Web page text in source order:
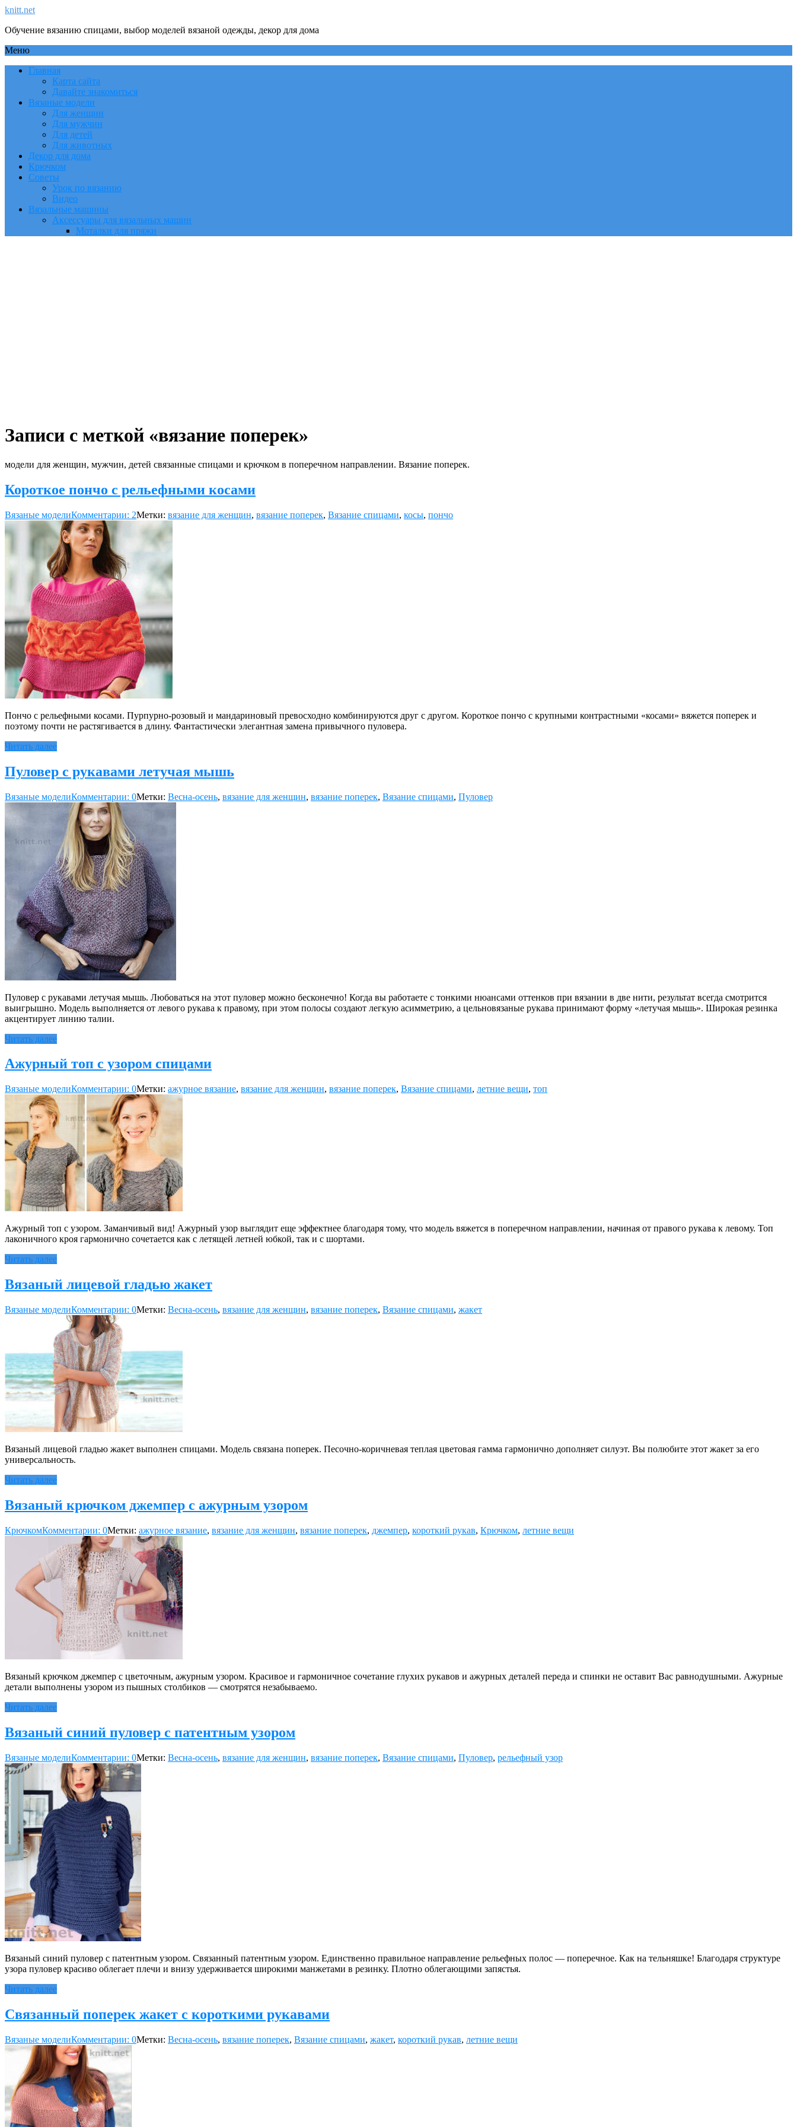
knitt.net
Обучение вязанию спицами, выбор моделей вязаной одежды, декор для дома
Меню
Главная
Карта сайта
Давайте знакомиться
Вязаные модели
Для женщин
Для мужчин
Для детей
Для животных
Декор для дома
Крючком
Советы
Урок по вязанию
Видео
Вязальные машины
Аксессуары для вязальных машин
Моталки для пряжи
Записи с меткой «вязание поперек»
модели для женщин, мужчин, детей связанные спицами и крючком в поперечном направлении. Вязание поперек.
Короткое пончо с рельефными косами
Вязаные моделиКомментарии: 2Метки: вязание для женщин, вязание поперек, Вязание спицами, косы, пончо
Пончо с рельефными косами. Пурпурно-розовый и мандариновый превосходно комбинируются друг с другом. Короткое пончо с крупными контрастными «косами» вяжется поперек и
поэтому почти не растягивается в длину. Фантастически элегантная замена привычного пуловера.
Читать далее
Пуловер с рукавами летучая мышь
Вязаные моделиКомментарии: 0Метки: Весна-осень, вязание для женщин, вязание поперек, Вязание спицами, Пуловер
Пуловер с рукавами летучая мышь. Любоваться на этот пуловер можно бесконечно! Когда вы работаете с тонкими нюансами оттенков при вязании в две нити, результат всегда смотрится
выигрышно. Модель выполняется от левого рукава к правому, при этом полосы создают легкую асимметрию, а цельновязаные рукава принимают форму «летучая мышь». Широкая резинка
акцентирует линию талии.
Читать далее
Ажурный топ с узором спицами
Вязаные моделиКомментарии: 0Метки: ажурное вязание, вязание для женщин, вязание поперек, Вязание спицами, летние вещи, топ
Ажурный топ с узором. Заманчивый вид! Ажурный узор выглядит еще эффектнее благодаря тому, что модель вяжется в поперечном направлении, начиная от правого рукава к левому. Топ
лаконичного кроя гармонично сочетается как с летящей летней юбкой, так и с шортами.
Читать далее
Вязаный лицевой гладью жакет
Вязаные моделиКомментарии: 0Метки: Весна-осень, вязание для женщин, вязание поперек, Вязание спицами, жакет
Вязаный лицевой гладью жакет выполнен спицами. Модель связана поперек. Песочно-коричневая теплая цветовая гамма гармонично дополняет силуэт. Вы полюбите этот жакет за его
универсальность.
Читать далее
Вязаный крючком джемпер с ажурным узором
КрючкомКомментарии: 0Метки: ажурное вязание, вязание для женщин, вязание поперек, джемпер, короткий рукав, Крючком, летние вещи
Вязаный крючком джемпер с цветочным, ажурным узором. Красивое и гармоничное сочетание глухих рукавов и ажурных деталей переда и спинки не оставит Вас равнодушными. Ажурные
детали выполнены узором из пышных столбиков — смотрятся незабываемо.
Читать далее
Вязаный синий пуловер с патентным узором
Вязаные моделиКомментарии: 0Метки: Весна-осень, вязание для женщин, вязание поперек, Вязание спицами, Пуловер, рельефный узор
Вязаный синий пуловер с патентным узором. Связанный патентным узо­ром. Единственно правильное направление рельефных по­лос — поперечное. Как на тельняш­ке! Благодаря структуре
узора пуловер красиво облегает плечи и внизу удержива­ется широкими манжетами в резинку. Плотно облегающими запястья.
Читать далее
Связанный поперек жакет с короткими рукавами
Вязаные моделиКомментарии: 0Метки: Весна-осень, вязание поперек, Вязание спицами, жакет, короткий рукав, летние вещи